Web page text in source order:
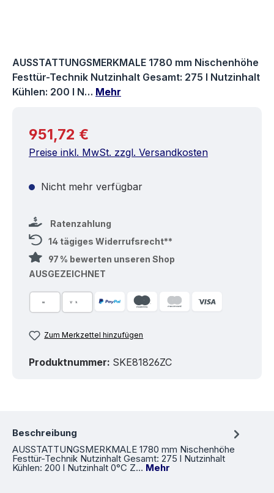
AUSSTATTUNGSMERKMALE 1780 mm Nischenhöhe
Festtür-Technik Nutzinhalt Gesamt: 275 l Nutzinhalt
Kühlen: 200 l N… Mehr
Regulärer Preis:
951,72 €
Preise inkl. MwSt. zzgl. Versandkosten
Nicht mehr verfügbar
Ratenzahlung
14 tägiges Widerrufsrecht**
97 % bewerten unseren Shop
AUSGEZEICHNET
Zum Merkzettel hinzufügen
Produktnummer: SKE81826ZC
Beschreibung
AUSSTATTUNGSMERKMALE 1780 mm Nischenhöhe
Festtür-Technik Nutzinhalt Gesamt: 275 l Nutzinhalt
Kühlen: 200 l Nutzinhalt 0°C Z… Mehr